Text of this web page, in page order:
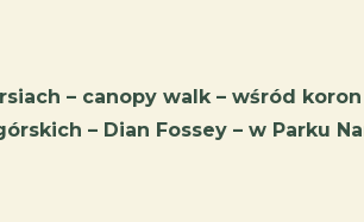
– canopy walk – wśród
– Dian Fossey – w Parku